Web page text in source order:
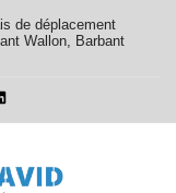
de déplacement
Wallon, Barbant